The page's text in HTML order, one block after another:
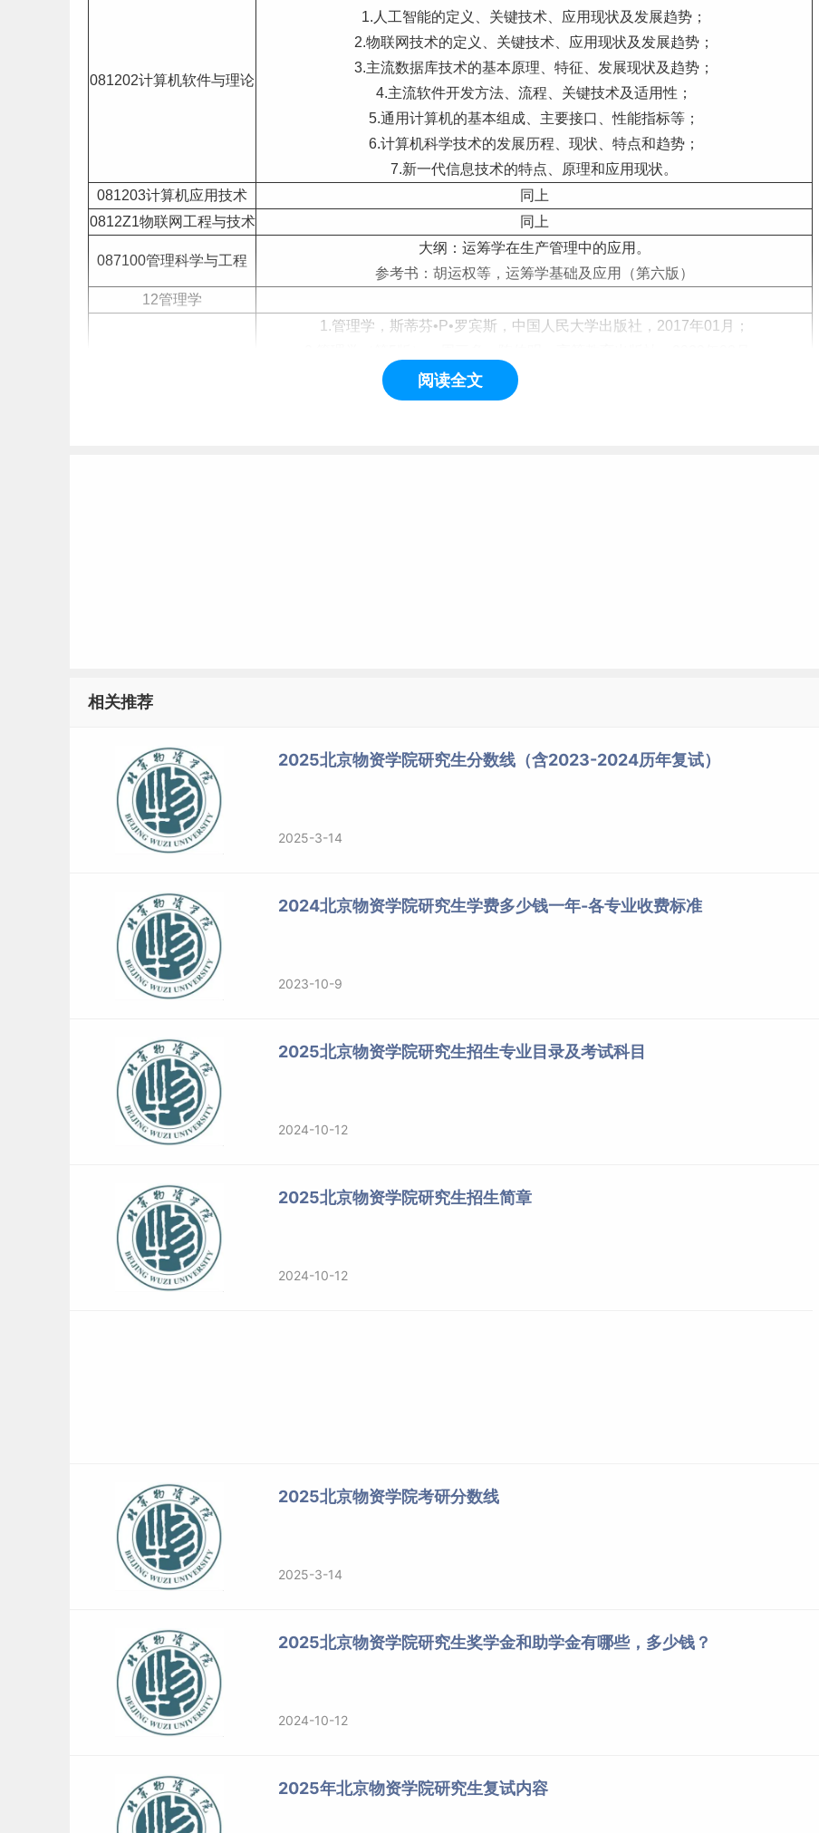
081202计算机软件与理论
1.人工智能的定义、关键技术、应用现状及发展趋势；
2.物联网技术的定义、关键技术、应用现状及发展趋势；
3.主流数据库技术的基本原理、特征、发展现状及趋势；
4.主流软件开发方法、流程、关键技术及适用性；
5.通用计算机的基本组成、主要接口、性能指标等；
6.计算机科学技术的发展历程、现状、特点和趋势；
7.新一代信息技术的特点、原理和应用现状。
081203计算机应用技术
同上
0812Z1物联网工程与技术
同上
087100管理科学与工程
大纲：运筹学在生产管理中的应用。
参考书：胡运权等，运筹学基础及应用（第六版）
12管理学
1.管理学，斯蒂芬•P•罗宾斯，中国人民大学出版社，2017年01月；
3.运筹学
（第5版），胡运权，清华大学出版社，2018年；
4.供应链管理，刘永胜，北京大学出版社，2012年05月；
1202Z1采购与供应链管理
125100工商管理（全日
制）
笔试科目：
面试：英语+专业素养+思想政治考核
125100工商管理（非全日
制）
125601工程管理（非全日
制）
3.物流管理基础（第4版），翁心刚，中国财富出版社，2013年。
（全日制）
025100金融（全日制）
林海，高等教育出版社，第五版。
标签：北京物资学院
阅读全文
相关推荐
2025北京物资学院研究生分数线（含2023-2024历年复试）
2025-3-14
2024北京物资学院研究生学费多少钱一年-各专业收费标准
2023-10-9
2025北京物资学院研究生招生专业目录及考试科目
2024-10-12
2025北京物资学院研究生招生简章
2024-10-12
2025北京物资学院考研分数线
2025-3-14
2025北京物资学院研究生奖学金和助学金有哪些，多少钱？
2024-10-12
2025年北京物资学院研究生复试内容